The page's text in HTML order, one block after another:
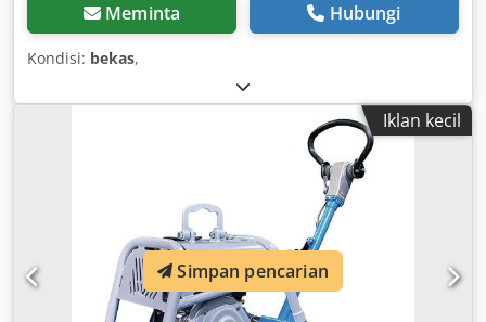
Meminta Hubungi
Kondisi: bekas,
Iklan kecil
Simpan pencarian